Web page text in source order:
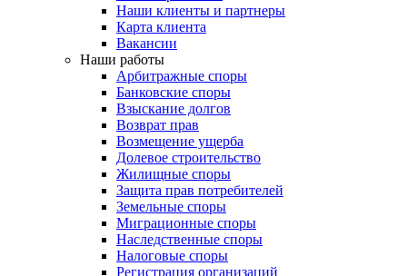
Наши клиенты и партнеры
Карта клиента
Вакансии
Наши работы
Арбитражные споры
Банковские споры
Взыскание долгов
Возврат прав
Возмещение ущерба
Долевое строительство
Жилищные споры
Защита прав потребителей
Земельные споры
Миграционные споры
Наследственные споры
Налоговые споры
Регистрация организаций